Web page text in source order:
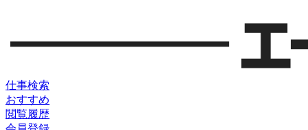
仕事検索
おすすめ
閲覧履歴